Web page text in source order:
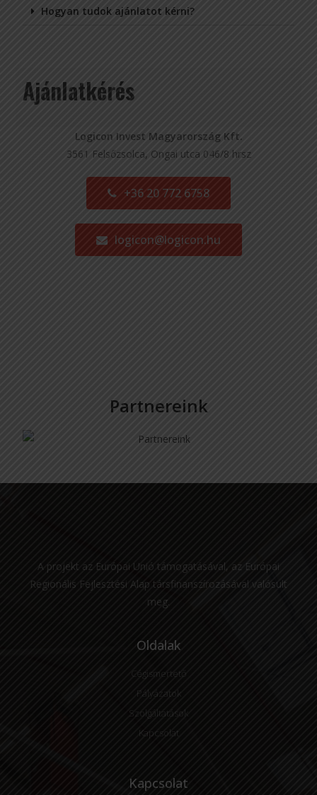
Hogyan tudok ajánlatot kérni?
Ajánlatkérés
Logicon Invest Magyarország Kft.
3561 Felsőzsolca, Ongai utca 046/8 hrsz
+36 20 772 6758
logicon@logicon.hu
Partnereink
A projekt az Európai Unió támogatásával, az Európai
Regionális Fejlesztési Alap társfinanszírozásával valósult
meg.
Oldalak
Cégismertető
Pályázatok
Szolgáltatások
Kapcsolat
Kapcsolat